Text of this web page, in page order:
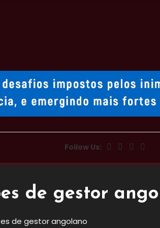
Follow Us:
de gestor
de gestor angolano